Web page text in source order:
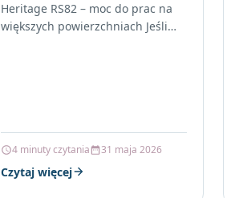
Heritage RS82 – moc do prac na
większych powierzchniach Jeśli
4 minuty czytania 31 maja 2026
Czytaj więcej